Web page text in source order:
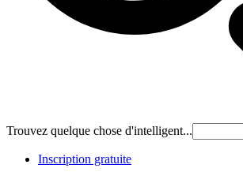
Trouvez quelque chose d'intelligent...
Inscription gratuite